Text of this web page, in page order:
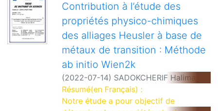
Contribution à l’étude des
propriétés physico-chimiques
des alliages Heusler à base de
métaux de transition : Méthode
ab initio Wien2k
(2022-07-14) SADOKCHERIF Halima
Encadreur: BOUYAKOUB Amel Zahira
Co-Encadreur: BENTOUAF Ali
Résumé(en Français) :
Notre étude a pour objectif de